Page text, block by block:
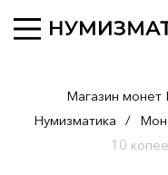
Магазин монет
Нумизматика /
10